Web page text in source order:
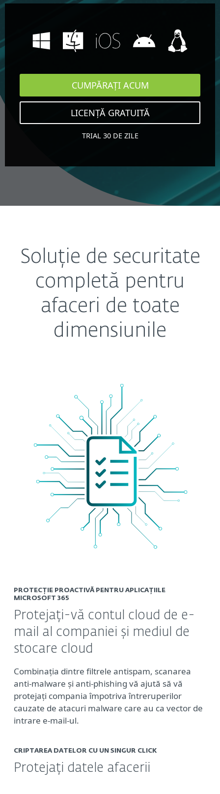
CUMPĂRAȚI ACUM
LICENȚĂ GRATUITĂ
TRIAL 30 DE ZILE
Soluție de securitate
completă pentru
afaceri de toate
dimensiunile
PROTECȚIE PROACTIVĂ PENTRU APLICAȚIILE
MICROSOFT 365
Protejați-vă contul cloud de e-
mail al companiei și mediul de
stocare cloud
Combinația dintre filtrele antispam, scanarea
anti-malware și anti-phishing vă ajută să vă
protejați compania împotriva întreruperilor
cauzate de atacuri malware care au ca vector de
intrare e-mail-ul.
CRIPTAREA DATELOR CU UN SINGUR CLICK
Protejați datele afacerii